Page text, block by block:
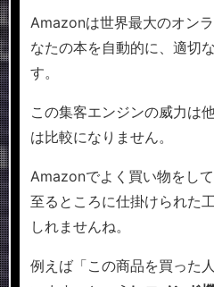
Amazonは世界最大のオン
なたの本を自動的に、適切
す。
この集客エンジンの威力は
は比較になりません。
Amazonでよく買い物をし
至るところに仕掛けられた
しれませんね。
例えば「この商品を買った